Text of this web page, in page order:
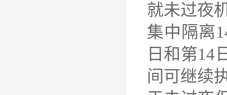
就未过夜
集中隔离
日和第14
间可继续